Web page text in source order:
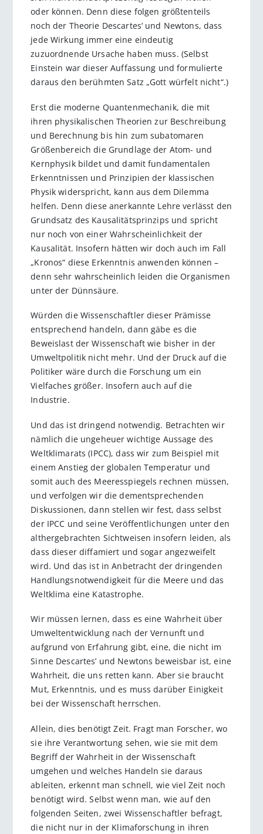
oder können. Denn diese folgen größtenteils
noch der Theorie Descartes’ und Newtons, dass
jede Wirkung immer eine eindeutig
zuzuordnende Ursache haben muss. (Selbst
Einstein war dieser Auffassung und formulierte
daraus den berühmten Satz „Gott würfelt nicht“.)
Erst die moderne Quantenmechanik, die mit
ihren physikalischen Theorien zur Beschreibung
und Berechnung bis hin zum subatomaren
Größenbereich die Grundlage der Atom- und
Kernphysik bildet und damit fundamentalen
Erkenntnissen und Prinzipien der klassischen
Physik widerspricht, kann aus dem Dilemma
helfen. Denn diese anerkannte Lehre verlässt den
Grundsatz des Kausalitätsprinzips und spricht
nur noch von einer Wahrscheinlichkeit der
Kausalität. Insofern hätten wir doch auch im Fall
„Kronos“ diese Erkenntnis anwenden können –
denn sehr wahrscheinlich leiden die Organismen
unter der Dünnsäure.
Würden die Wissenschaftler dieser Prämisse
entsprechend handeln, dann gäbe es die
Beweislast der Wissenschaft wie bisher in der
Umweltpolitik nicht mehr. Und der Druck auf die
Politiker wäre durch die Forschung um ein
Vielfaches größer. Insofern auch auf die
Industrie.
Und das ist dringend notwendig. Betrachten wir
nämlich die ungeheuer wichtige Aussage des
Weltklimarats (IPCC), dass wir zum Beispiel mit
einem Anstieg der globalen Temperatur und
somit auch des Meeresspiegels rechnen müssen,
und verfolgen wir die dementsprechenden
Diskussionen, dann stellen wir fest, dass selbst
der IPCC und seine Veröffentlichungen unter den
althergebrachten Sichtweisen insofern leiden, als
dass dieser diffamiert und sogar angezweifelt
wird. Und das ist in Anbetracht der dringenden
Handlungsnotwendigkeit für die Meere und das
Weltklima eine Katastrophe.
Wir müssen lernen, dass es eine Wahrheit über
Umweltentwicklung nach der Vernunft und
aufgrund von Erfahrung gibt, eine, die nicht im
Sinne Descartes’ und Newtons beweisbar ist, eine
Wahrheit, die uns retten kann. Aber sie braucht
Mut, Erkenntnis, und es muss darüber Einigkeit
bei der Wissenschaft herrschen.
Allein, dies benötigt Zeit. Fragt man Forscher, wo
sie ihre Verantwortung sehen, wie sie mit dem
Begriff der Wahrheit in der Wissenschaft
umgehen und welches Handeln sie daraus
ableiten, erkennt man schnell, wie viel Zeit noch
benötigt wird. Selbst wenn man, wie auf den
folgenden Seiten, zwei Wissenschaftler befragt,
die nicht nur in der Klimaforschung in ihren